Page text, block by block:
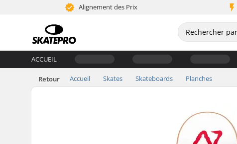
Alignement des Prix
ACCUEIL
Retour Accueil Skates Skateboards Planches